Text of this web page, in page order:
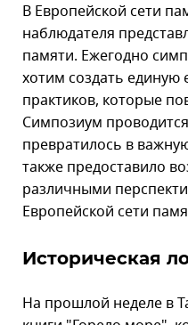
В Европейской сети
наблюдателя
памяти. Ежегодно
хотим создать единую
практиков, которые
Симпозиум
превратилось в
также предоставило
различными
Европейской сети
Историческая
На прошлой неделе в